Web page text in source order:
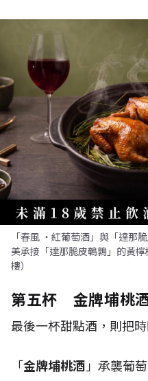
「春風 ・紅葡萄酒」與「達那
美承接「達那脆皮鵪鶉」的黃
樓）
第五杯 金牌埔桃
最後一杯甜點酒，則把
「金牌埔桃酒」承襲葡